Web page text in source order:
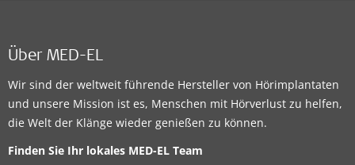
Über MED-EL
Wir sind der weltweit führende Hersteller von Hörimplantaten
und unsere Mission ist es, Menschen mit Hörverlust zu helfen,
die Welt der Klänge wieder genießen zu können.
Finden Sie Ihr lokales MED-EL Team